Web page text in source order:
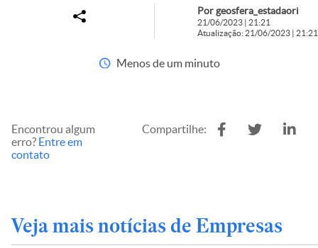
Por geosfera_estadaori
21/06/2023 | 21:21
Atualização: 21/06/2023 | 21:21
Menos de um minuto
Encontrou algum
erro? Entre em
contato
Compartilhe:
Veja mais notícias de Empresas